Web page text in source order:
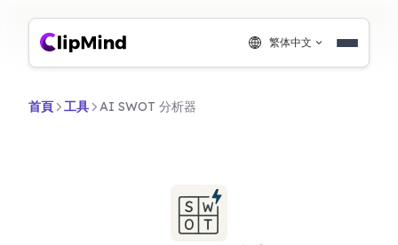
繁体中文
首頁 工具 AI SWOT 分析器